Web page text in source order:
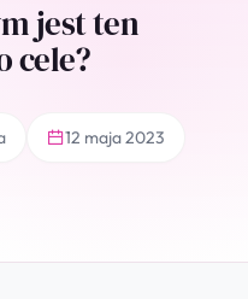
jest ten
cele?
12 maja 2023